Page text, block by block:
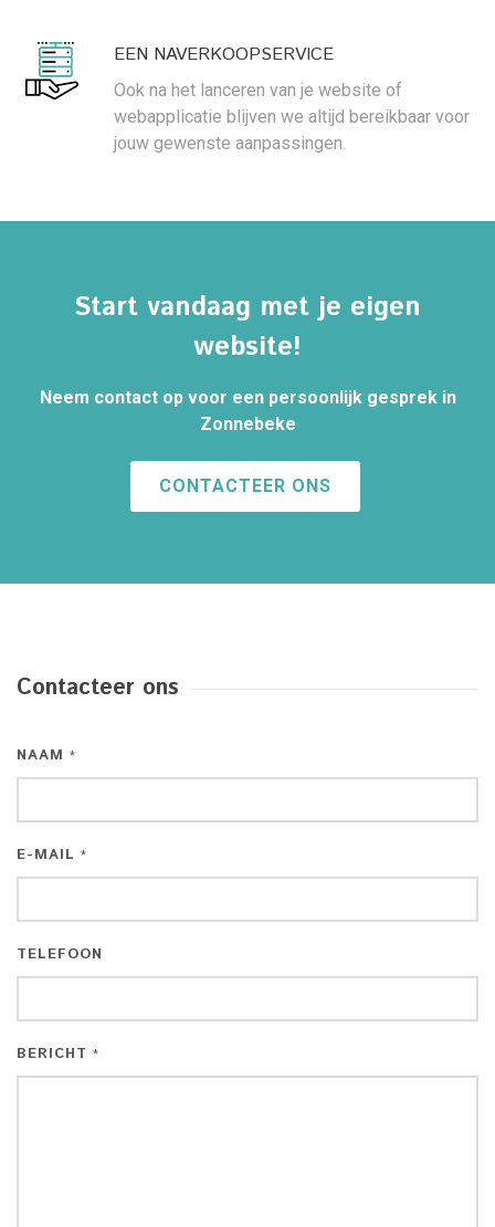
EEN NAVERKOOPSERVICE
Ook na het lanceren van je website of
webapplicatie blijven we altijd bereikbaar voor
jouw gewenste aanpassingen.
Start vandaag met je eigen
website!
Neem contact op voor een persoonlijk gesprek in
Zonnebeke
CONTACTEER ONS
Contacteer ons
NAAM *
E-MAIL *
TELEFOON
BERICHT *